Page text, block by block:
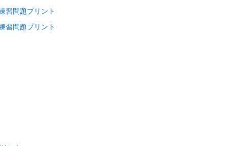
習問題プリント
習問題プリント